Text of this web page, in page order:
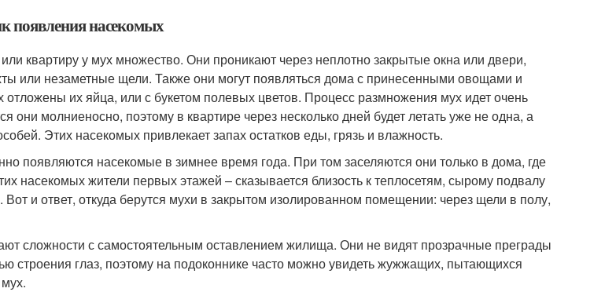
появления насекомых
квартиру у мух множество. Они проникают через неплотно закрытые окна или двери,
или незаметные щели. Также они могут появляться дома с принесенными овощами и
отложены их яйца, или с букетом полевых цветов. Процесс размножения мух идет очень
они молниеносно, поэтому в квартире через несколько дней будет летать уже не одна, а
Этих насекомых привлекает запах остатков еды, грязь и влажность.
появляются насекомые в зимнее время года. При том заселяются они только в дома, где
насекомых жители первых этажей – сказывается близость к теплосетям, сырому подвалу
и ответ, откуда берутся мухи в закрытом изолированном помещении: через щели в полу,
сложности с самостоятельным оставлением жилища. Они не видят прозрачные преграды
строения глаз, поэтому на подоконнике часто можно увидеть жужжащих, пытающихся